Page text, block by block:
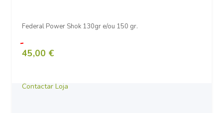
Federal Power Shok 130gr e/ou 150 gr.
45,00 €
Contactar Loja